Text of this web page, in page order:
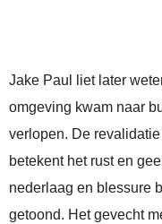
Jake Paul liet later
omgeving kwam naar
verlopen. De
betekent het rust en
nederlaag en blessure
getoond. Het gevecht